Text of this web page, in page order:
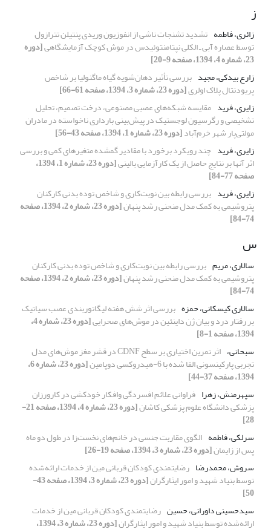
ز
زائری، فاطمه تشدید تشنجات ناشی از انفوزیون وریدی پنتیلن تترازول
توسط عصاره آبی ـ الکلی نپتامنتوئیدس در موش کوچک آزمایشگاهی[دوره
23، شماره 4، 1394، صفحه 9-20]
زارع بیدکی، مجید بررسی تأثیر دهان‌شویه گیاه ماگنولیا بر شاخص
پریودنتال پلاک اولری[دوره 23، شماره 3، 1394، صفحه 61-66]
زایری، فرید مقایسه شبکه‌های عصبی مصنوعی، درخت تصمیم، تحلیل
تشخیصی و رگرسیون لوجستیک در پیش‌بینی بارداری ناخواسته در مادران
مولتی‌پار شهر خرم‌آباد[دوره 23، شماره 1، 1394، صفحه 43-56]
زایری، فرید چند رویکرد برخورد با مقادیر گمشده‌ متغیرهای کمی و بررسی
اثر آنها بر نتایج حاصل از یک کارآزمایی‌ بالینی [دوره 23، شماره 1، 1394،
صفحه 77-84]
زایری، فرید بررسی رابطه بین نوبت‌کاری و شاخص توده بدنی کارکنان
پتروشیمی به کمک مدل منحنی رشد پنهان [دوره 23، شماره 2، 1394، صفحه
74-84]
س
سالاری، مریم بررسی رابطه بین نوبت‌کاری و شاخص توده بدنی کارکنان
پتروشیمی به کمک مدل منحنی رشد پنهان [دوره 23، شماره 2، 1394، صفحه
74-84]
سالاری کیسکانی، حمزه بررسی اثر شش هفته لیگاتوربندی عصب سیاتیک
بر رفتار درد و بیان ژن داینئین در موش‌های صحرایی [دوره 23، شماره 4،
1394، صفحه 1-8]
سبحانی،
اثر تمرین اختیاری بر سطح CDNF در قشر مغز موش‌های مدل
تجربی پارکینسونی القا‌‌ شده با 6-هیدروکسی دوپامین [دوره 23، شماره 6،
1394، صفحه 37-44]
سپهرمنش، زهرا فراوانی علائم افسردگی وافکار خودکشی در کارورزان
پزشکی دانشگاه علوم پزشکی کاشان [دوره 23، شماره 4، 1394، صفحه 21-
28]
سرلکی، فاطمه الگوی مقاربت جنسی در خانم‌های نخست‌زا در طول دو ماه
پس از زایمان[دوره 23، شماره 3، 1394، صفحه 19-26]
سروش، محمدرضا رضایتمندی کودکان قربانی مین از خدمات ارائه‌شده
توسط بنیاد شهید و امور ایثارگران [دوره 23، شماره 3، 1394، صفحه 43-
50]
سیدحسینی داورانی، حسین رضایتمندی کودکان قربانی مین از خدمات
ارائه‌شده توسط بنیاد شهید و امور ایثارگران [دوره 23، شماره 3، 1394،